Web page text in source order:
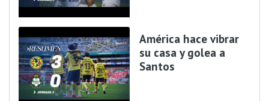
América hace vibrar
su casa y golea a
Santos